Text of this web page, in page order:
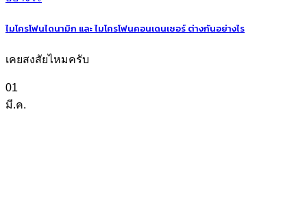
ไมโครโฟนไดนามิก และ ไมโครโฟนคอนเดนเซอร์ ต่างกันอย่างไร
เคยสงสัยไหมครับ
01
มี.ค.